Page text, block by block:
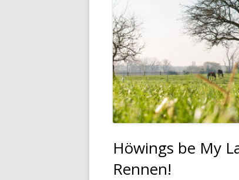
Höwings be My
Rennen!